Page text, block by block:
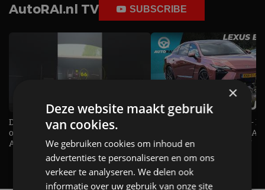
AutoRAI.nl TV SUBSCRIBE
De Renault Twingo heeft een
opvallende snelheidsmeter! -
AutoRAI TV
De perfecte (gezins)taxi? -
ES500e (2026) - REVIEW -
UITGELEGD! - AutoRAI TV
×
Deze website maakt gebruik
van cookies.
We gebruiken cookies om inhoud en
advertenties te personaliseren en om ons
verkeer te analyseren. We delen ook
informatie over uw gebruik van onze site